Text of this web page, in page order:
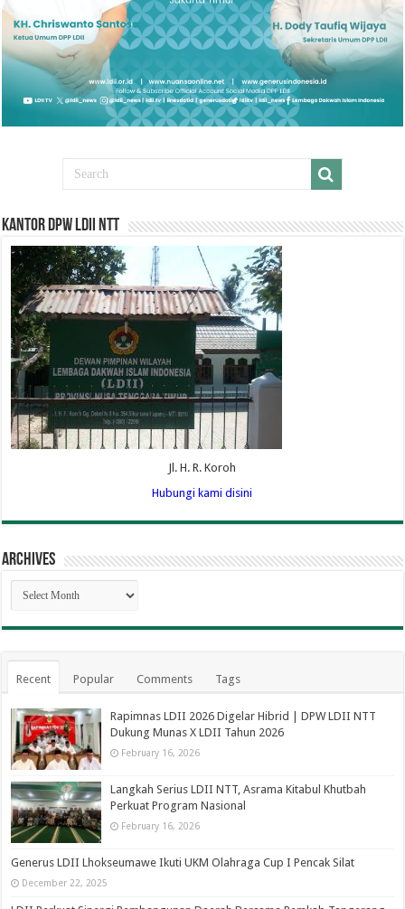
Kantor DPW LDII NTT
Jl. H. R. Koroh
Hubungi kami disini
Archives
Archives
Recent Popular Comments Tags
Rapimnas LDII 2026 Digelar Hibrid | DPW LDII NTT
Dukung Munas X LDII Tahun 2026
February 16, 2026
Langkah Serius LDII NTT, Asrama Kitabul Khutbah
Perkuat Program Nasional
February 16, 2026
Generus LDII Lhokseumawe Ikuti UKM Olahraga Cup I Pencak Silat
December 22, 2025